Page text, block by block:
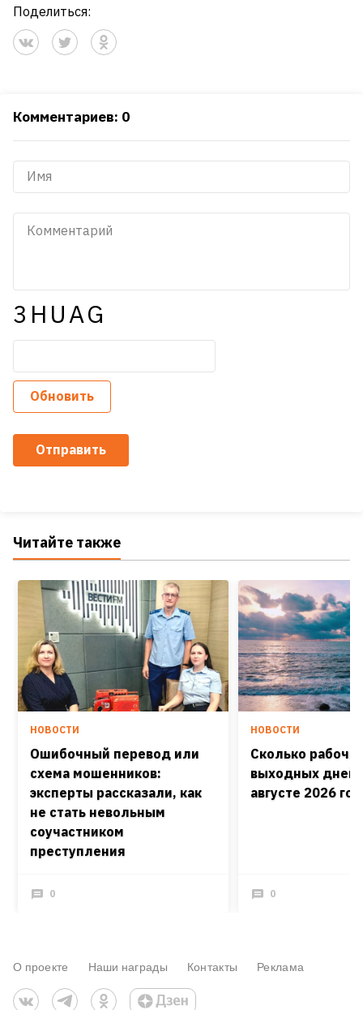
Поделиться:
Комментариев: 0
3HUAG
Обновить
Отправить
Читайте также
НОВОСТИ
Ошибочный перевод или
схема мошенников:
эксперты рассказали, как
не стать невольным
соучастником
преступления
0
НОВОСТИ
Сколько
выходных дней
августе 2026
0
О проекте Наши награды Контакты Реклама